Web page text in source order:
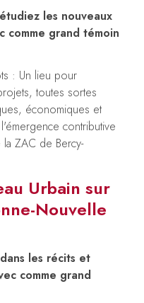
les nouveaux
comme grand témoin
: Un lieu pour
toutes sortes
économiques et
contributive
ZAC de Bercy-
Urbain sur
Nouvelle
les récits et
comme grand